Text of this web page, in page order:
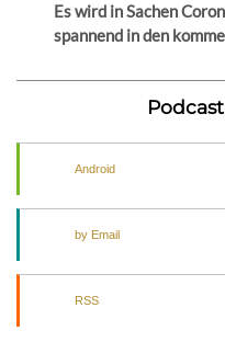
Es wird in Sachen
spannend in den
Android
by Email
RSS